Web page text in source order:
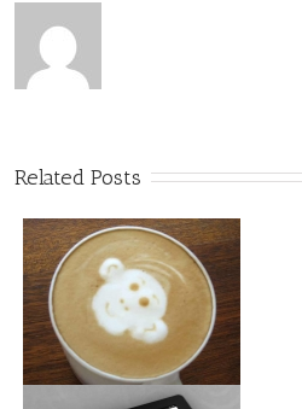
Related Posts